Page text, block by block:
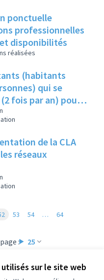
sur le site web
ponctuelle
professionnelles
disponibilités
réalisées
(habitants
qui se
fois par an) pour
de Ville
de la CLA
réseaux
: 25
53 54 … 64